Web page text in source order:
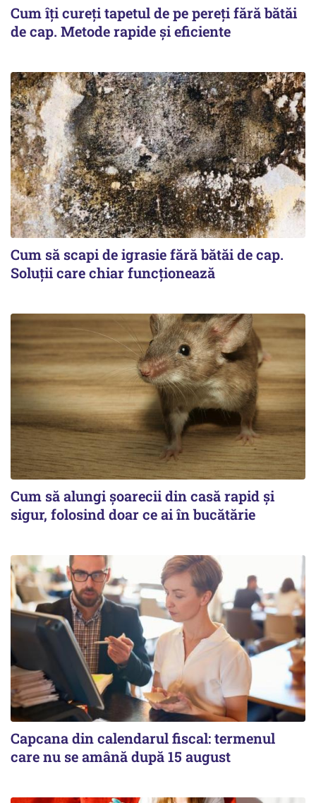
Cum îți cureți tapetul de pe pereți fără bătăi
de cap. Metode rapide și eficiente
Cum să scapi de igrasie fără bătăi de cap.
Soluții care chiar funcționează
Cum să alungi șoarecii din casă rapid și
sigur, folosind doar ce ai în bucătărie
Capcana din calendarul fiscal: termenul
care nu se amână după 15 august